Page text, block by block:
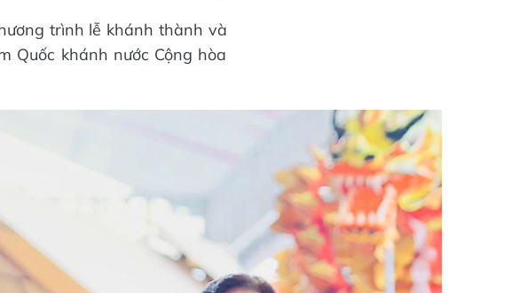
trình lễ khánh thành và
Quốc khánh nước Cộng hòa